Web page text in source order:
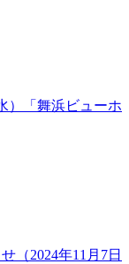
）「舞浜ビューホ
（2024年11月7日